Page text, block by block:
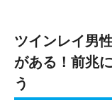
ツインレイ男
がある！前兆
う